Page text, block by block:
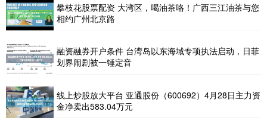
攀枝花股票配资 大湾区，喝油茶咯！广西三江油茶与您
相约广州北京路
融资融券开户条件 台湾岛以东海域专项执法启动，日菲
划界闹剧被一锤定音
线上炒股放大平台 亚通股份（600692）4月28日主力资
金净卖出583.04万元